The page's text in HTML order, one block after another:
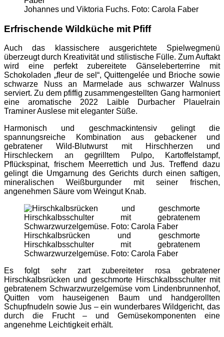
Johannes und Viktoria Fuchs. Foto: Carola Faber
Erfrischende Wildküche mit Pfiff
Auch das klassischere ausgerichtete Spielwegmenü
überzeugt durch Kreativität und stilistische Fülle. Zum Auftakt
wird eine perfekt zubereitete Gänseleberterrine mit
Schokoladen „fleur de sel“, Quittengelée und Brioche sowie
schwarze Nuss an Marmelade aus schwarzer Walnuss
serviert. Zu dem pfiffig zusammengestellten Gang harmoniert
eine aromatische 2022 Laible Durbacher Plauelrain
Traminer Auslese mit eleganter Süße.
Harmonisch und geschmackintensiv gelingt die
spannungsreiche Kombination aus gebackener und
gebratener Wild-Blutwurst mit Hirschherzen und
Hirschleckern an gegrilltem Pulpo, Kartoffelstampf,
Pflückspinat, frischem Meerrettich und Jus. Treffend dazu
gelingt die Umgarnung des Gerichts durch einen saftigen,
mineralischen Weißburgunder mit seiner frischen,
angenehmen Säure vom Weingut Knab.
Hirschkalbsrücken und geschmorte
Hirschkalbsschulter mit gebratenem
Schwarzwurzelgemüse. Foto: Carola Faber
Es folgt sehr zart zubereiteter rosa gebratener
Hirschkalbsrücken und geschmorte Hirschkalbsschulter mit
gebratenem Schwarzwurzelgemüse vom Lindenbrunnenhof,
Quitten vom hauseigenen Baum und handgerollten
Schupfnudeln sowie Jus – ein wunderbares Wildgericht, das
durch die Frucht – und Gemüsekomponenten eine
angenehme Leichtigkeit erhält.